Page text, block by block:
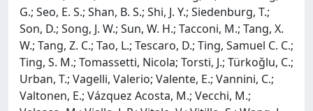
G.; Seo, E. S.; Shan, B. S.; Shi, J. Y.; Siedenburg, T.;
Son, D.; Song, J. W.; Sun, W. H.; Tacconi, M.; Tang, X.
W.; Tang, Z. C.; Tao, L.; Tescaro, D.; Ting, Samuel C. C.;
Ting, S. M.; Tomassetti, Nicola; Torsti, J.; Türkoǧlu, C.;
Urban, T.; Vagelli, Valerio; Valente, E.; Vannini, C.;
Valtonen, E.; Vázquez Acosta, M.; Vecchi, M.;